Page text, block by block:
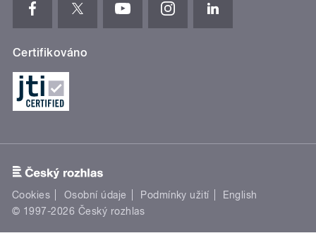
Certifikováno
Cookies Osobní údaje Podmínky užití
English
© 1997-2026 Český rozhlas